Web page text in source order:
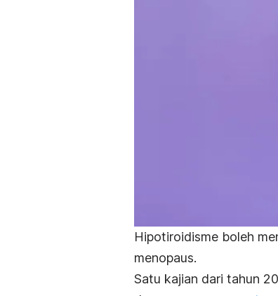
Hipotiroidisme boleh
menopaus.
Satu kajian dari tahun